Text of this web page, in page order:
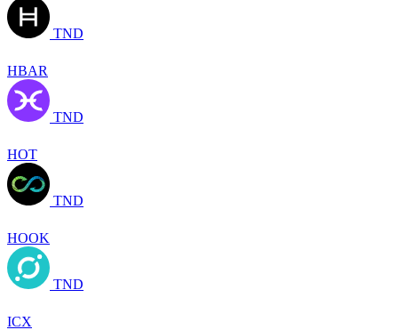
TND
HBAR
TND
HOT
TND
HOOK
TND
ICX